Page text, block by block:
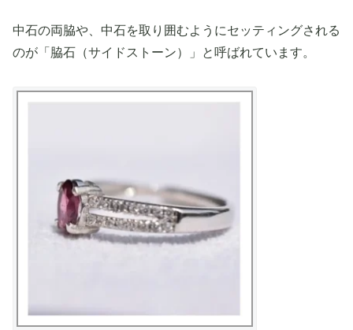
中石の両脇や、中石を取り囲むようにセッティングされる
のが「脇石（サイドストーン）」と呼ばれています。